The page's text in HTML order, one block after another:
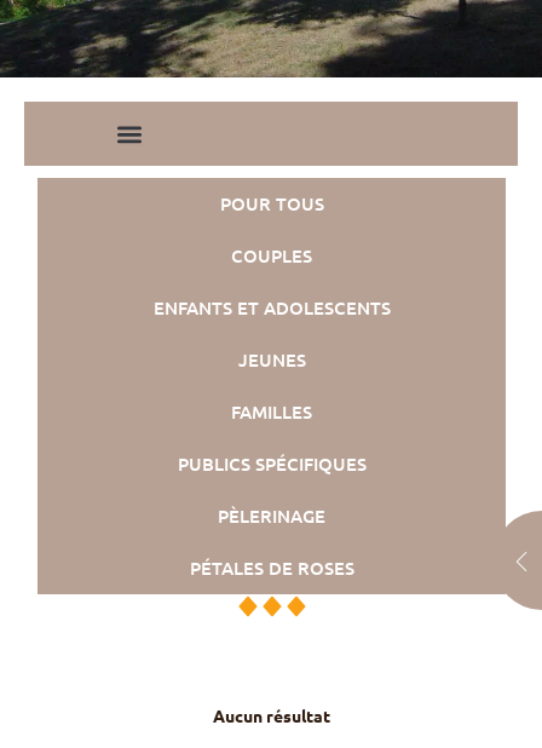
Pèlerinages
S’engager – missions
Du temps pour Dieu
FR
PL
ES
POUR TOUS
COUPLES
ENFANTS ET ADOLESCENTS
JEUNES
FAMILLES
PUBLICS SPÉCIFIQUES
PÈLERINAGE
PÉTALES DE ROSES
Aucun résultat